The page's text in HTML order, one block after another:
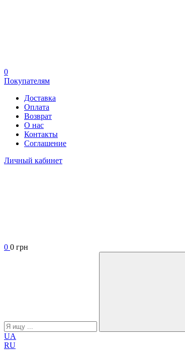
0
Покупателям
Доставка
Оплата
Возврат
О нас
Контакты
Соглашение
Личный кабинет
0 0 грн
UA
RU